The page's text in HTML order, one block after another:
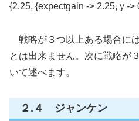
{2.25, {expectgain -> 2.25, y ->
戦略が３つ以上ある場合に
とは出来ません。次に戦略が
いて述べます。
２.４ ジャンケン